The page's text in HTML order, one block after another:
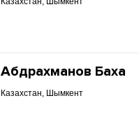
Абдрахманов Баха
Казахстан, Шымкент